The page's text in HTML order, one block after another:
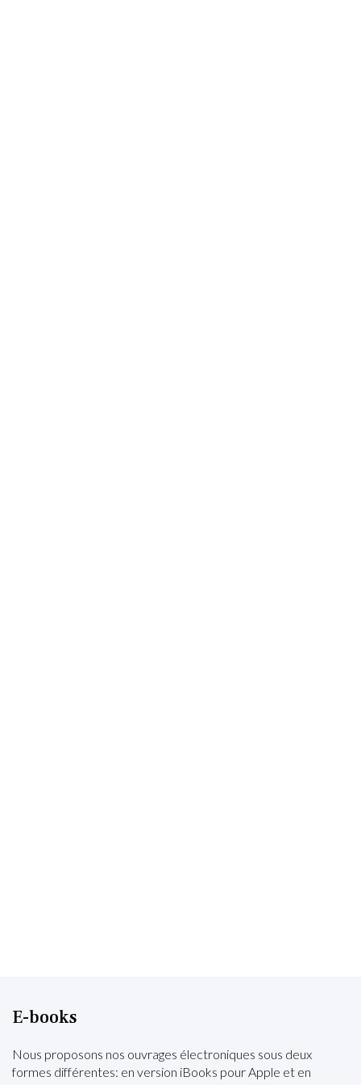
E-books
Nous proposons nos ouvrages électroniques sous deux
formes différentes: en version iBooks pour Apple et en